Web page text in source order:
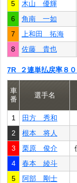
5
木山 優輝
6
角南 一如
7
上和田 拓海
8
佐藤 貴也
7R ２連単払戻率８
車
番
選手名
1 田方 秀和
2
根本 将人
3
栗原 俊介
4
春本 綾斗
5
阿部 剛士